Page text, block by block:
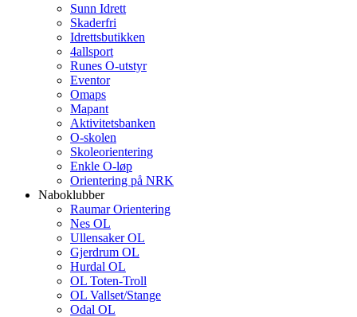
Sunn Idrett
Skaderfri
Idrettsbutikken
4allsport
Runes O-utstyr
Eventor
Omaps
Mapant
Aktivitetsbanken
O-skolen
Skoleorientering
Enkle O-løp
Orientering på NRK
Naboklubber
Raumar Orientering
Nes OL
Ullensaker OL
Gjerdrum OL
Hurdal OL
OL Toten-Troll
OL Vallset/Stange
Odal OL